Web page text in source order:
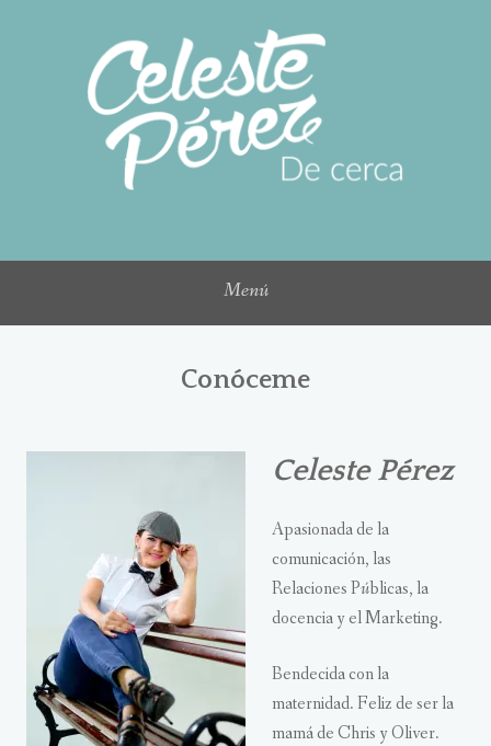
Menú
Conóceme
Celeste Pérez
Apasionada de la
comunicación, las
Relaciones Públicas, la
docencia y el Marketing.
Bendecida con la
maternidad. Feliz de ser la
mamá de Chris y Oliver.